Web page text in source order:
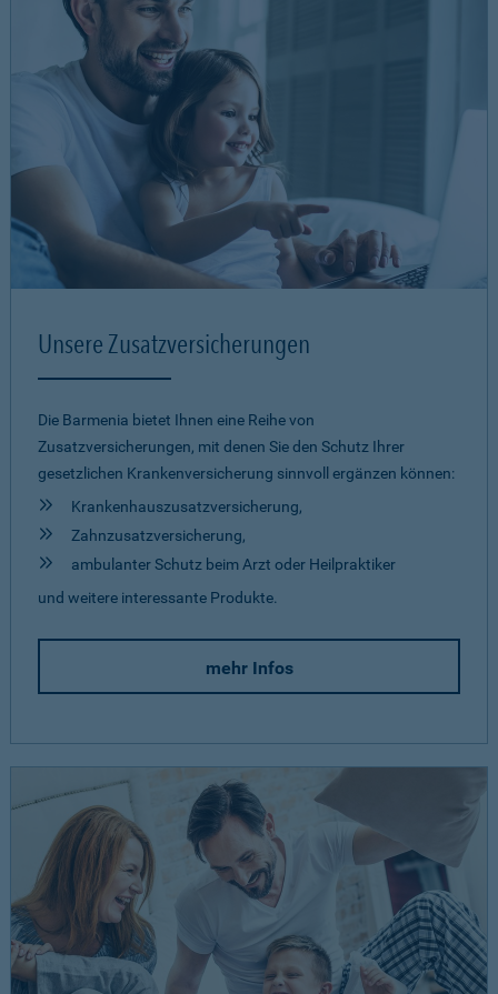
Unsere Zusatzversicherungen
Die Barmenia bietet Ihnen eine Reihe von
Zusatzversicherungen, mit denen Sie den Schutz Ihrer
gesetzlichen Krankenversicherung sinnvoll ergänzen können:
Krankenhauszusatzversicherung,
Zahnzusatzversicherung,
ambulanter Schutz beim Arzt oder Heilpraktiker
und weitere interessante Produkte.
mehr Infos